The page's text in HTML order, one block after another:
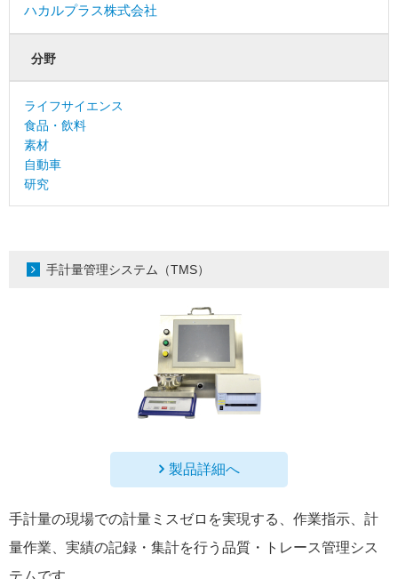
ハカルプラス株式会社
分野
ライフサイエンス
食品・飲料
素材
自動車
研究
手計量管理システム（TMS）
製品詳細へ
手計量の現場での計量ミスゼロを実現する、作業指示、計
量作業、実績の記録・集計を行う品質・トレース管理シス
テムです。